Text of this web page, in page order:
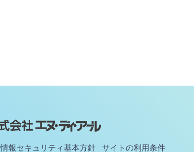
情報セキュリティ基本方針 サイトの利用条件